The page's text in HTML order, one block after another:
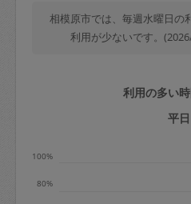
金額の100%＋交通
定期契約をキャンセ
期は月2回まで隔週
相模原市では、毎週水曜日の
利用が少ないです。
利用の多い
平日
80%
100%